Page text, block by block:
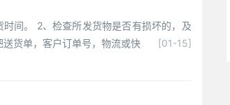
间。 2、检查所发货物是否有损坏的，及
货单，客户订单号，物流或快
[01-15]